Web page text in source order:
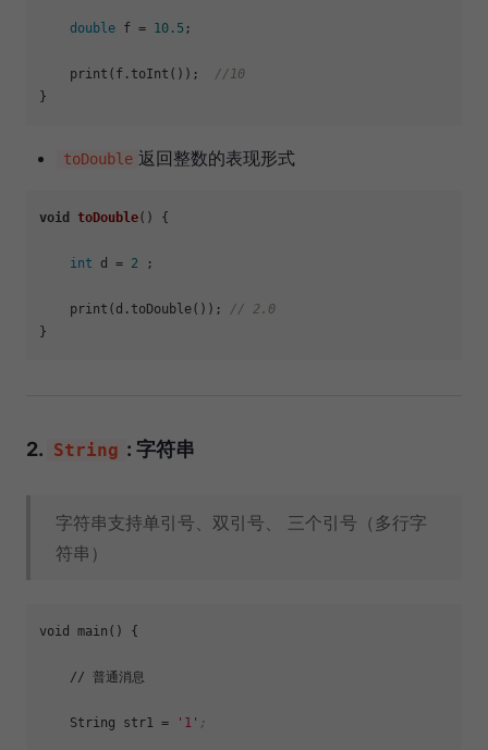
double f = 10.5 ;
print(f.toInt()); //10
toDouble 返回整数的表现形式
void toDouble() {
int d = 2 ;
print(d.toDouble()); // 2.0
2. String : 字符串
字符串支持单引号、双引号、 三个引号（多行字
符串）
void main() {
    // 普通消息
String str1 = '1' ;